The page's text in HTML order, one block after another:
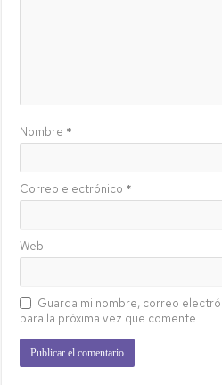
Nombre *
Correo electrónico *
Web
Guarda mi nombre, correo
para la próxima vez que comente.